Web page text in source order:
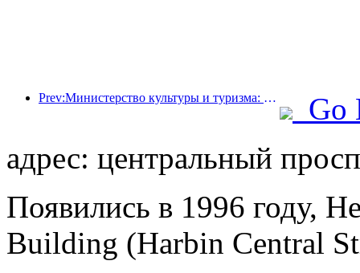
Prev:Министерство культуры и туризма: запуск 22 тематических мероприятий в рамках 7 основных направлений.
Go
адрес: центральный
Появились в 1996 году,
Building (Harbin Central